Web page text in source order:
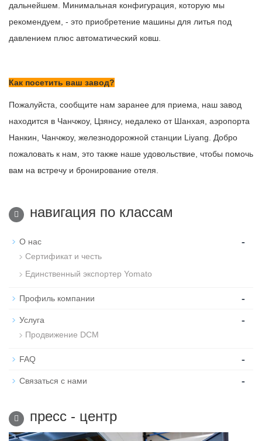
дальнейшем. Минимальная конфигурация, которую мы
рекомендуем, - это приобретение машины для литья под
давлением плюс автоматический ковш.
Как посетить ваш завод?
Пожалуйста, сообщите нам заранее для приема, наш завод
находится в Чанчжоу, Цзянсу, недалеко от Шанхая, аэропорта
Нанкин, Чанчжоу, железнодорожной станции Liyang. Добро
пожаловать к нам, это также наше удовольствие, чтобы помочь
вам на встречу и бронирование отеля.
навигация по классам
О нас -
Сертификат и честь
Единственный экспортер Yomato
Профиль компании -
Услуга -
Продвижение DCM
FAQ -
Связаться с нами -
пресс - центр